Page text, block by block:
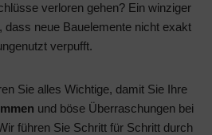
verloren gehen? Ein winziger
dass neue Bauelemente nicht exakt
verpufft.
Sie alles Wichtige, damit Sie Ihre
und böse Überraschungen bei
führen Sie Schritt für Schritt durch